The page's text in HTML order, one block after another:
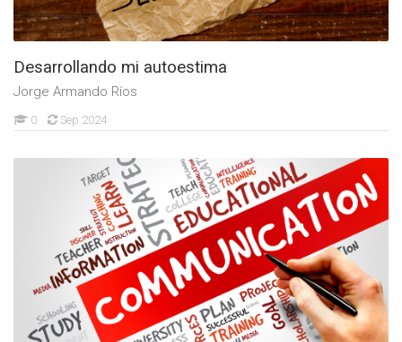
Desarrollando mi autoestima
Jorge Armando Ríos
0 Sep 2024